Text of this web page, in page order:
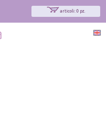
articoli: 0 pz.
libri?
newsletter!